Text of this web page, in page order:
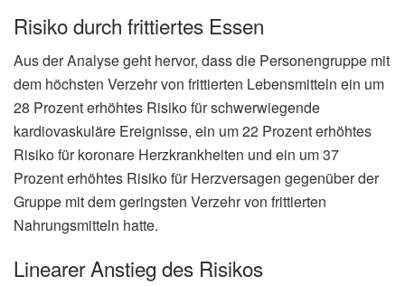
Risiko durch frittiertes Essen
Aus der Analyse geht hervor, dass die Personengruppe mit
dem höchsten Verzehr von frittierten Lebensmitteln ein um
28 Prozent erhöhtes Risiko für schwerwiegende
kardiovaskuläre Ereignisse, ein um 22 Prozent erhöhtes
Risiko für koronare Herzkrankheiten und ein um 37
Prozent erhöhtes Risiko für Herzversagen gegenüber der
Gruppe mit dem geringsten Verzehr von frittierten
Nahrungsmitteln hatte.
Linearer Anstieg des Risikos